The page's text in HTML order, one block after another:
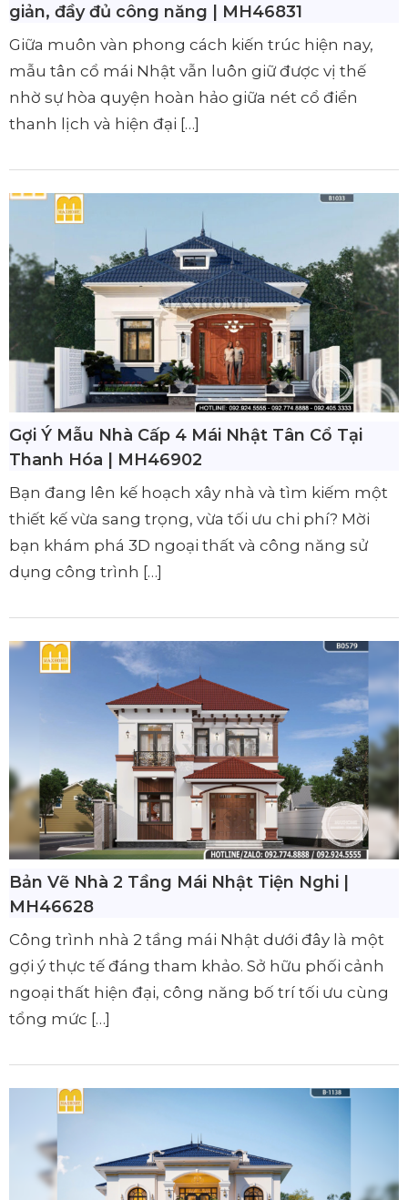
giản, đầy đủ công năng | MH46831
Giữa muôn vàn phong cách kiến trúc hiện nay,
mẫu tân cổ mái Nhật vẫn luôn giữ được vị thế
nhờ sự hòa quyện hoàn hảo giữa nét cổ điển
thanh lịch và hiện đại […]
Gợi Ý Mẫu Nhà Cấp 4 Mái Nhật Tân Cổ Tại
Thanh Hóa | MH46902
Bạn đang lên kế hoạch xây nhà và tìm kiếm một
thiết kế vừa sang trọng, vừa tối ưu chi phí? Mời
bạn khám phá 3D ngoại thất và công năng sử
dụng công trình […]
Bản Vẽ Nhà 2 Tầng Mái Nhật Tiện Nghi |
MH46628
Công trình nhà 2 tầng mái Nhật dưới đây là một
gợi ý thực tế đáng tham khảo. Sở hữu phối cảnh
ngoại thất hiện đại, công năng bố trí tối ưu cùng
tổng mức […]